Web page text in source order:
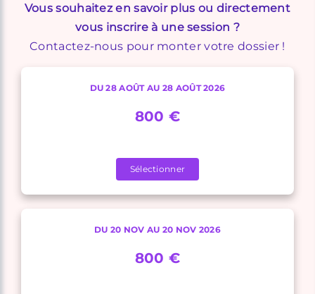
Vous souhaitez en savoir plus ou directement
vous inscrire à une session ?
Contactez-nous pour monter votre dossier !
DU 28 AOÛT AU 28 AOÛT 2026
800 €
Sélectionner
DU 20 NOV AU 20 NOV 2026
800 €